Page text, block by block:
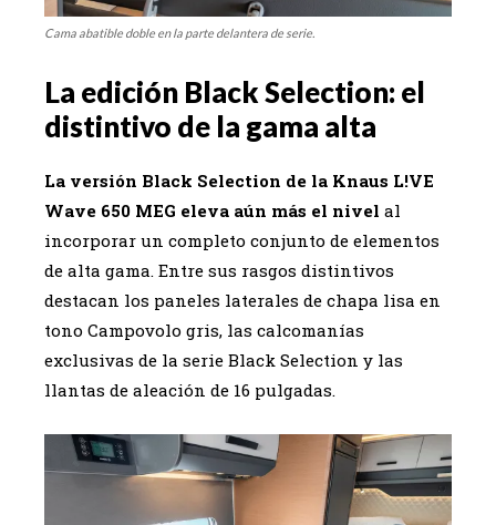
Cama abatible doble en la parte delantera de serie.
La edición Black Selection: el
distintivo de la gama alta
La versión Black Selection de la Knaus L!VE
Wave 650 MEG eleva aún más el nivel al
incorporar un completo conjunto de elementos
de alta gama. Entre sus rasgos distintivos
destacan los paneles laterales de chapa lisa en
tono Campovolo gris, las calcomanías
exclusivas de la serie Black Selection y las
llantas de aleación de 16 pulgadas.